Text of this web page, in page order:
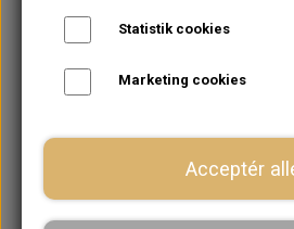
lager. 1-2
−
Statistik cookies
Marketing cookies
Acceptér